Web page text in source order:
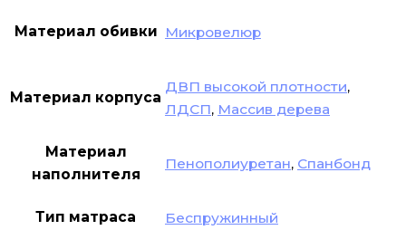
Материал обивки Микровелюр
Материал корпуса
ДВП высокой плотности,
ЛДСП, Массив дерева
Материал
наполнителя
Пенополиуретан, Спанбонд
Тип матраса Беспружинный